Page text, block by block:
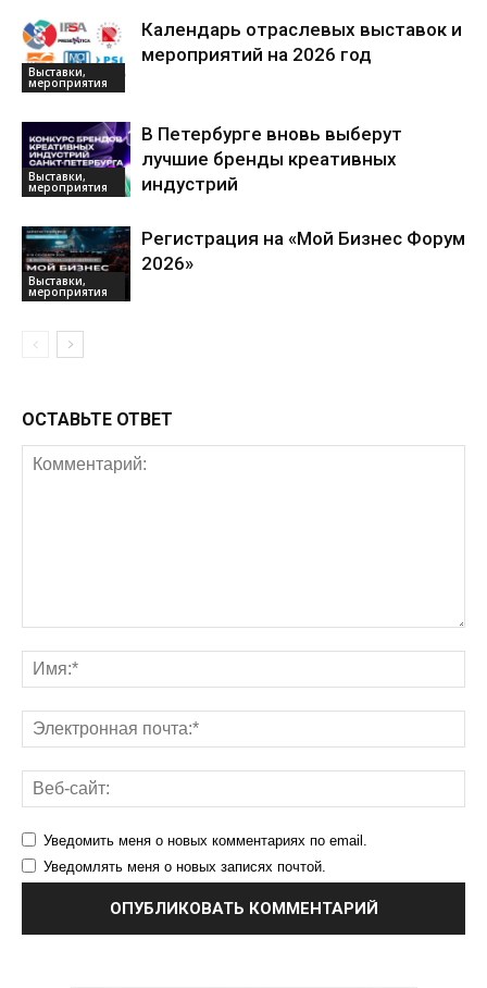
Выставки,
мероприятия
Календарь отраслевых выставок и
мероприятий на 2026 год
Выставки,
мероприятия
В Петербурге вновь выберут
лучшие бренды креативных
индустрий
Выставки,
мероприятия
Регистрация на «Мой Бизнес Форум
2026»
ОСТАВЬТЕ ОТВЕТ
Уведомить меня о новых комментариях по email.
Уведомлять меня о новых записях почтой.